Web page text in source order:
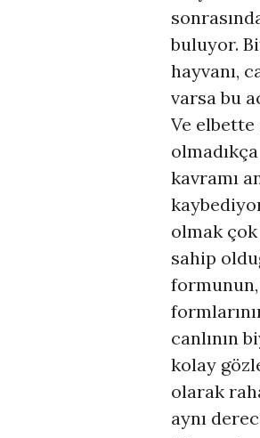
buluyor.
hayvanı,
varsa bu
Ve elbette
olmadıkça
kavramı
olmak çok
sahip
canlının
kolay
olarak
aynı